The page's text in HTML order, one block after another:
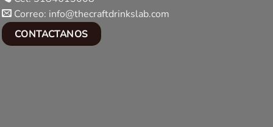
Correo: info@thecraftdrinkslab.com
CONTACTANOS